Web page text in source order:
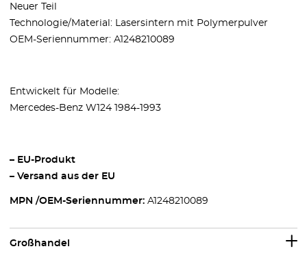
Neuer Teil
Technologie/Material: Lasersintern mit Polymerpulver
OEM-Seriennummer: A1248210089
Entwickelt für Modelle:
Mercedes-Benz W124 1984-1993
– EU-Produkt
– Versand aus der EU
MPN /OEM-Seriennummer: A1248210089
Großhandel